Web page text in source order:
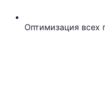
Оптимизация всех